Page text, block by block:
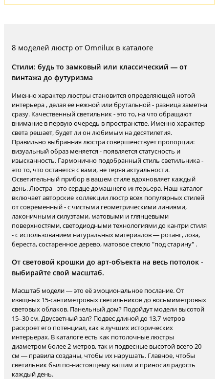
8 моделей люстр от Omnilux в каталоге
Стили: будь то замковый или классический — от
винтажа до футуризма
Именно характер люстры становится определяющей нотой
интерьера , делая ее нежной или брутальной - разница заметна
сразу. Качественный светильник - это то, на что обращают
внимание в первую очередь в пространстве. Именно характер
света решает, будет ли он любимым на десятилетия.
Правильно выбранная люстра совершенствует пропорции:
визуальный образ меняется - появляется статусность и
изысканность. Гармонично подобранный стиль светильника -
это то, что останется с вами, не теряя актуальности.
Осветительный прибор в вашем стиле вдохновляет каждый
день. Люстра - это сердце домашнего интерьера. Наш каталог
включает авторские коллекции люстр всех популярных стилей
от современный - с чистыми геометрическими линиями,
лаконичными силуэтами, матовыми и глянцевыми
поверхностями, светодиодными технологиями до кантри стиля
- с использованием натуральных материалов — ротанг, лоза,
береста, состаренное дерево, матовое стекло "под старину" .
От световой крошки до арт-объекта на весь потолок -
выбирайте свой масштаб.
Масштаб модели — это её эмоциональное послание. От
изящных 15-сантиметровых светильников до восьмиметровых
световых облаков. Панельный дом? Подойдут модели высотой
15–30 см. Двусветный зал? Подвес длиной до 13,7 метров
раскроет его потенциал, как в лучших исторических
интерьерах. В каталоге есть как потолочные люстры
диаметром более 2 метров, так и подвесные высотой всего 20
см — правила созданы, чтобы их нарушать. Главное, чтобы
светильник был по-настоящему вашим и приносил радость
каждый день.